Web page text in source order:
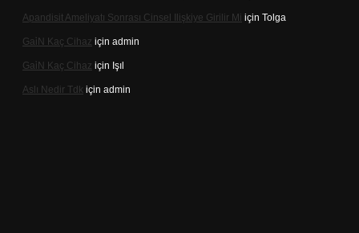
Apandisit Ameliyatı Sonrası Cinsel Ilişkiye Girilir Mi için Tolga
Gai̇N Kaç Cihaz için admin
Gai̇N Kaç Cihaz için Işıl
Aslı Nedir Tdk için admin